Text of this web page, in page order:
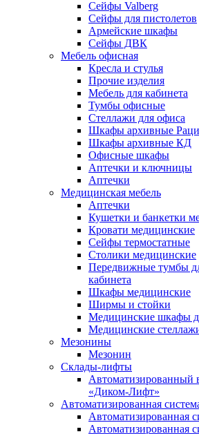
Сейфы Valberg
Сейфы для пистолетов
Армейские шкафы
Сейфы ДВК
Мебель офисная
Кресла и стулья
Прочие изделия
Мебель для кабинета
Тумбы офисные
Стеллажи для офиса
Шкафы архивные
Шкафы архивные КД
Офисные шкафы
Аптечки и ключницы
Аптечки
Медицинская мебель
Аптечки
Кушетки и банкетки
Кровати медицинские
Сейфы термостатные
Столики медицинские
Передвижные тумбы
кабинета
Шкафы медицинские
Ширмы и стойки
Медицинские шкафы
Медицинские
Мезонины
Мезонин
Склады-лифты
Автоматизированный
«Диком-Лифт»
Автоматизированная
Автоматизированная
Автоматизированная